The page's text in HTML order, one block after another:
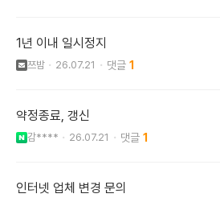
1년 이내 일시정지
쯔밤 26.07.21 1
약정종료, 갱신
감**** 26.07.21 1
인터넷 업체 변경 문의